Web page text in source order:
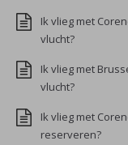
Ik vlieg met
vlucht?
Ik vlieg met
vlucht?
Ik vlieg met
reserveren?